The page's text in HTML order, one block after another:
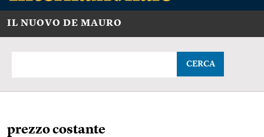
IL NUOVO DE MAURO
CERCA
prezzo costante